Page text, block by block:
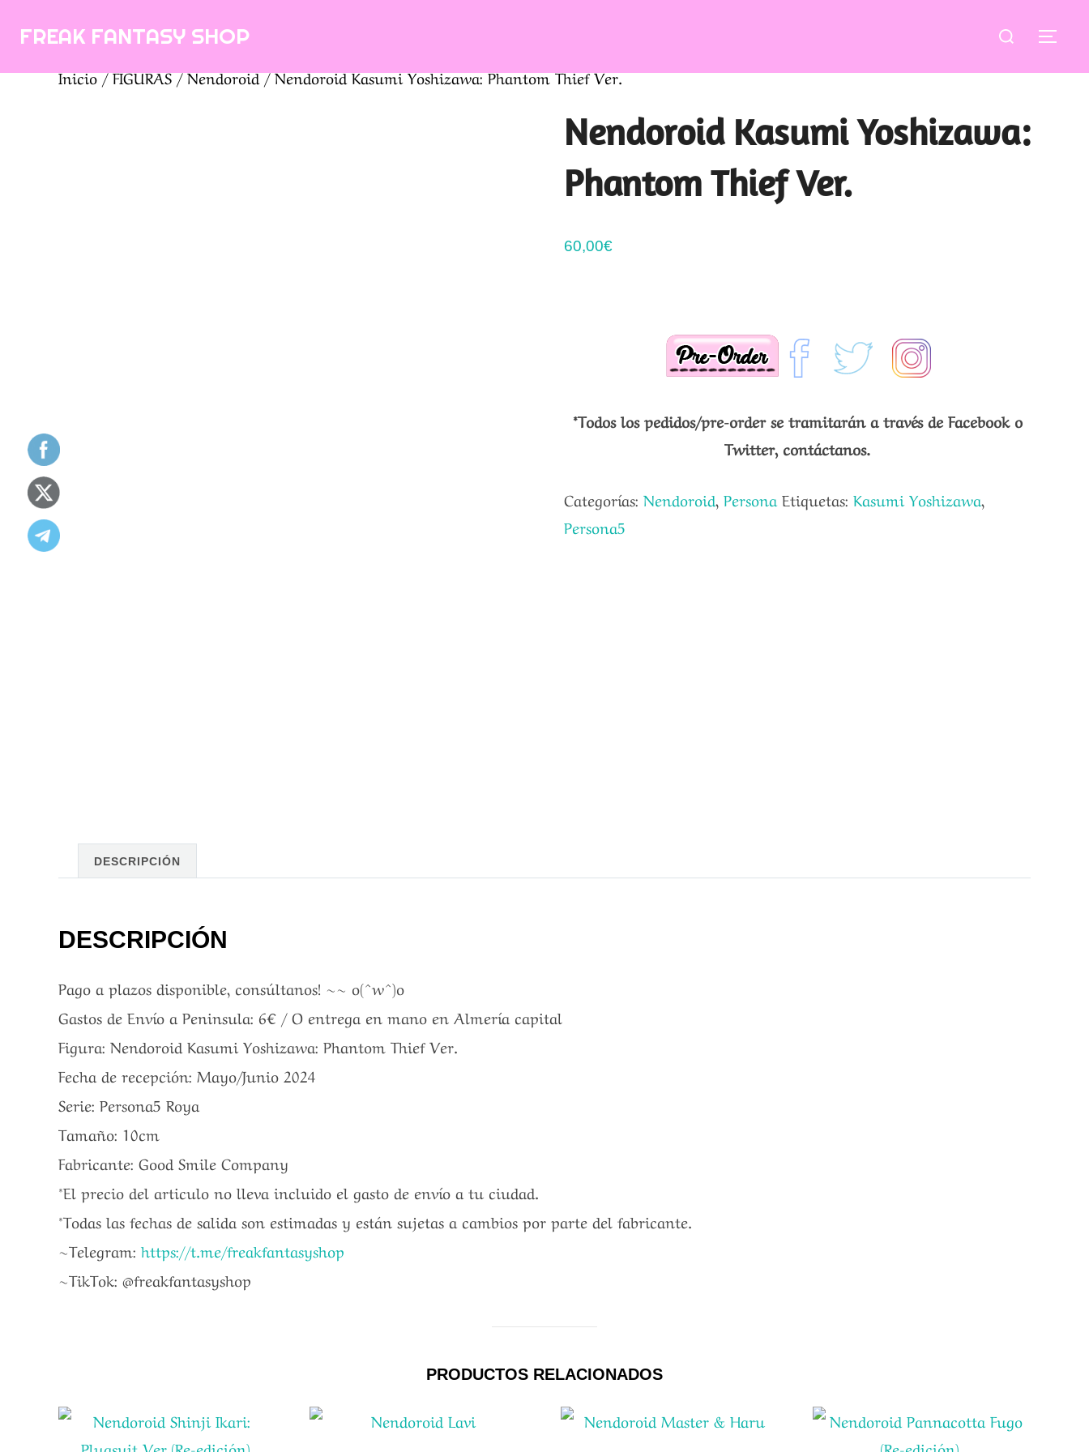
contenido
FREAK FANTASY SHOP Buscar:
Inicio/FIGURAS/Nendoroid/ Nendoroid Kasumi Yoshizawa: Phantom Thief Ver.
Nendoroid Kasumi Yoshizawa:
Phantom Thief Ver.
60,00€
*Todos los pedidos/pre-order se tramitarán a través de Facebook o
Twitter, contáctanos.
Categorías: Nendoroid, Persona Etiquetas: Kasumi Yoshizawa,
Persona5
DESCRIPCIÓN
DESCRIPCIÓN
Pago a plazos disponible, consúltanos! ~~ o(^w^)o
Gastos de Envío a Peninsula: 6€ / O entrega en mano en Almería capital
Figura: Nendoroid Kasumi Yoshizawa: Phantom Thief Ver.
Fecha de recepción: Mayo/Junio 2024
Serie: Persona5 Roya
Tamaño: 10cm
Fabricante: Good Smile Company
*El precio del articulo no lleva incluido el gasto de envío a tu ciudad.
*Todas las fechas de salida son estimadas y están sujetas a cambios por parte del fabricante.
~Telegram: https://t.me/freakfantasyshop
~TikTok: @freakfantasyshop
PRODUCTOS RELACIONADOS